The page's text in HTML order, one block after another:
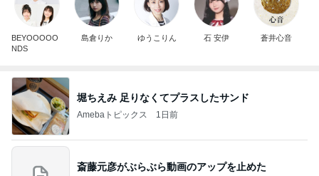
BEYOOOOO
NDS
島倉りか ゆうこりん 石 安伊 蒼井心音
堀ちえみ 足りなくてプラスしたサンド
Amebaトピックス 1日前
斎藤元彦がぶらぶら動画のアップを止めた